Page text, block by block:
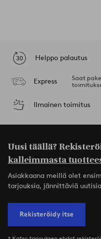
Helppo palautus
Express
Saat
Ilmainen toimitus
Uusi täällä?
kalleimmasta
Asiakkaana meillä olet
tarjouksia, jännittäviä
Rekisteröidy itse